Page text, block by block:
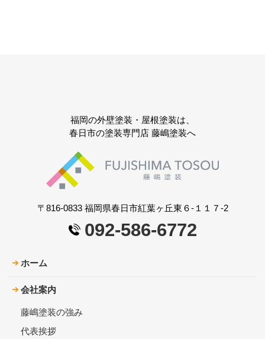
福岡の外壁塗装・屋根塗装は、
春日市の塗装専門店 藤嶋塗装へ
〒816-0833 福岡県春日市紅葉ヶ丘東６-１１７-2
092-586-6772
ホーム
会社案内
藤嶋塗装の強み
代表挨拶